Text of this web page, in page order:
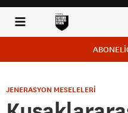
JENERASYON MESELELERİ